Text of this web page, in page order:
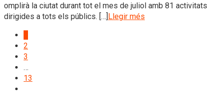
omplirà la ciutat durant tot el mes de juliol amb 81 activitats
dirigides a tots els públics. […]Llegir més
2
3
…
13